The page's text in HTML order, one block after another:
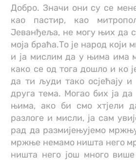
Добро. Значи они су се
као пастир, као
Јеванђеља, не могу њих да
моја браћа.То је народ који
и ја мислим да у њима има
како се од тога дошло и ко
да ти људи тако осјећају и
друга тема. Могао бих ја
њима, ако би смо хтјели
разлоге и мисли, ја сам
рад да размијењујемо
мржње немамо ништа него
ништа него још много